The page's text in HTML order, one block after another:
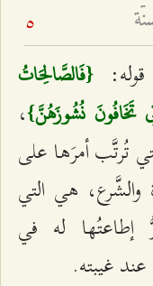
5
{فَالصَّالِحَاتُ
تَخَافُونَ نُشُوزَهُنَّ}،
تُرتَّب أمرَها على
والشَّرع، هي التي
إطاعتُها له في
غيبته.